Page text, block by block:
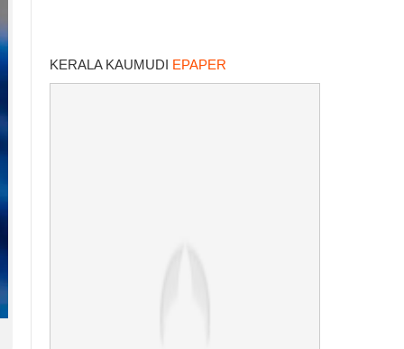
KERALA KAUMUDI EPAPER